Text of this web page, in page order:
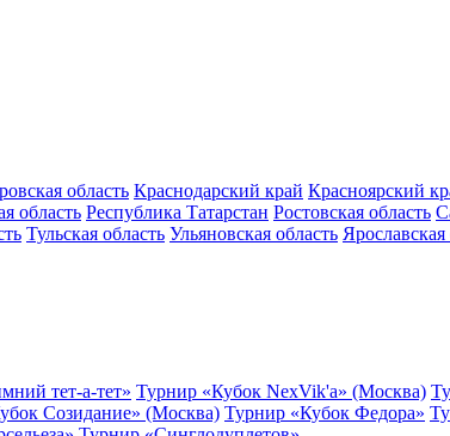
область Краснодарский край Красноярский
область Республика Татарстан Ростовская область
Тульская область Ульяновская область Ярославская
тет-а-тет» Турнир «Кубок NexVik'a» (Москва)
Созидание» (Москва) Турнир «Кубок Федора»